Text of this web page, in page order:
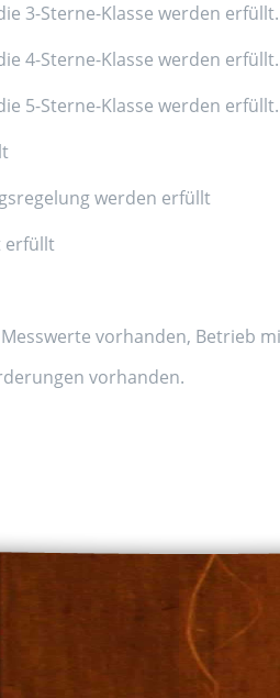
3-Sterne-Klasse werden erfüllt.
4-Sterne-Klasse werden erfüllt.
5-Sterne-Klasse werden erfüllt.
werden erfüllt
erfüllt
vorhanden, Betrieb
vorhanden.